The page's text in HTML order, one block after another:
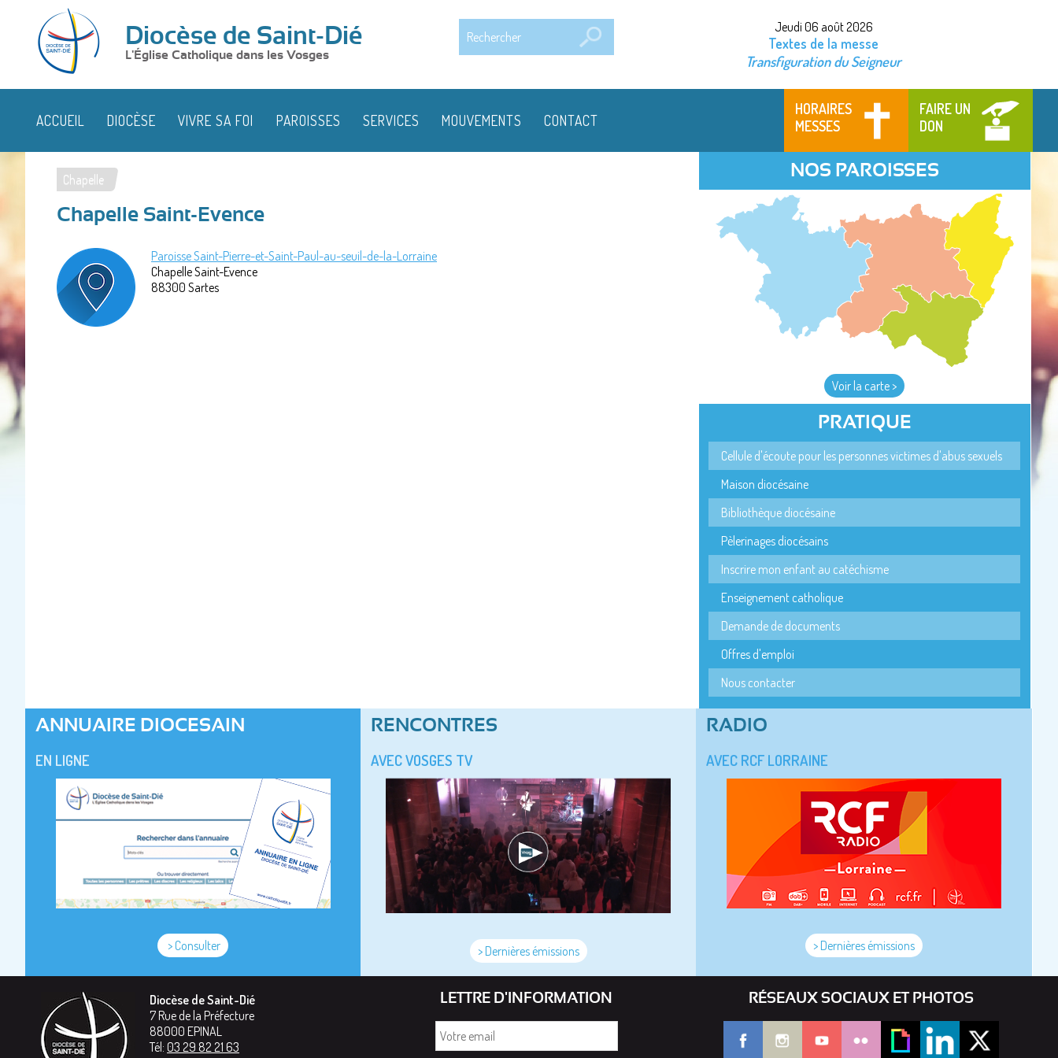
Diocèse de Saint-Dié
L'Église Catholique dans les Vosges
Jeudi 06 août 2026
Textes de la messe
Transfiguration du Seigneur
HORAIRES
MESSES
FAIRE UN
DON
ACCUEIL DIOCÈSE VIVRE SA FOI PAROISSES SERVICES MOUVEMENTS CONTACT
Vous
êtes
ici
Chapelle
Chapelle Saint-Evence
Paroisse Saint-Pierre-et-Saint-Paul-au-seuil-de-la-Lorraine
Chapelle Saint-Evence
88300 Sartes
NOS PAROISSES
Voir la carte >
PRATIQUE
Cellule d'écoute pour les personnes victimes d'abus sexuels
Maison diocésaine
Bibliothèque diocésaine
Pèlerinages diocésains
Inscrire mon enfant au catéchisme
Enseignement catholique
Demande de documents
Offres d'emploi
Nous contacter
ANNUAIRE DIOCESAIN
EN LIGNE
> Consulter
RENCONTRES
AVEC VOSGES TV
> Dernières émissions
RADIO
AVEC RCF LORRAINE
> Dernières émissions
Diocèse de Saint-Dié
7 Rue de la Préfecture
88000 EPINAL
Tél: 03 29 82 21 63
LETTRE D'INFORMATION RÉSEAUX SOCIAUX ET PHOTOS